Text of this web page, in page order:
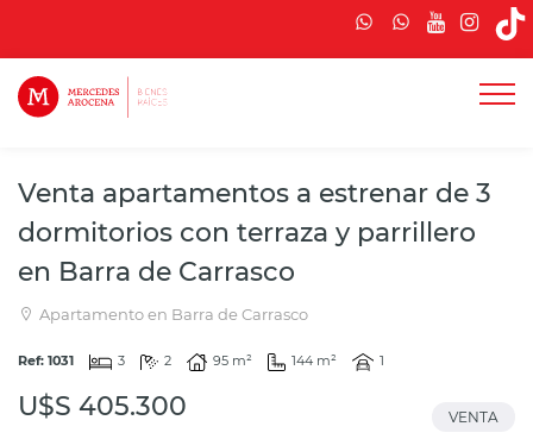
Venta apartamentos a estrenar de 3
dormitorios con terraza y parrillero
en Barra de Carrasco
Apartamento en Barra de Carrasco
Ref: 1031 3 2 95 m² 144 m² 1
U$S 405.300 VENTA